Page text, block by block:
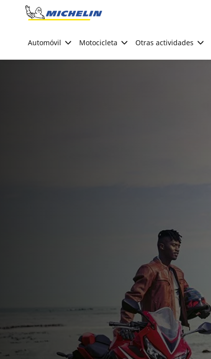
Go to page content
Automóvil Motocicleta Otras actividades